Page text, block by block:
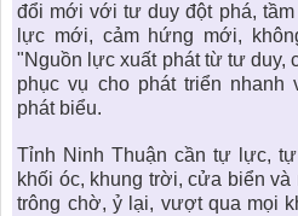
đổi mới với tư duy đột phá,
lực mới, cảm hứng mới,
"Nguồn lực xuất phát từ tư duy,
phục vụ cho phát triển
phát biểu.
Tỉnh Ninh Thuận cần tự lực,
khối óc, khung trời, cửa biển và
trông chờ, ỷ lại, vượt qua mọi